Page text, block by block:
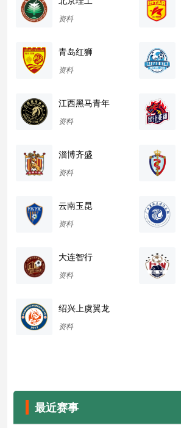
资料
青岛红狮
资料
江西黑马青年
资料
淄博齐盛
资料
云南玉昆
资料
大连智行
资料
绍兴上虞翼龙
资料
最近赛事